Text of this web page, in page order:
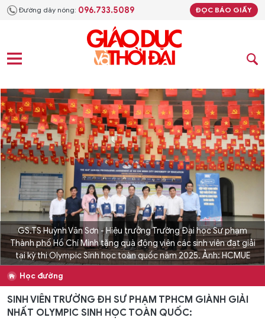
Đường dây nóng: 096.733.5089 ĐỌC BÁO GIẤY
GS.TS Huỳnh Văn Sơn - Hiệu trưởng Trường Đại học Sư phạm
Thành phố Hồ Chí Minh tặng quà động viên các sinh viên đạt giải
tại kỳ thi Olympic Sinh học toàn quốc năm 2025. Ảnh: HCMUE
Học đường
SINH VIÊN TRƯỜNG ĐH SƯ PHẠM TPHCM GIÀNH GIẢI
NHẤT OLYMPIC SINH HỌC TOÀN QUỐC: